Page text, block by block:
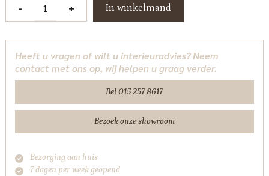
-
boldweave
swivel
Richmond
aantal
+ In winkelmand
Heeft u vragen of wilt u interieuradvies? Neem
contact met ons op, wij helpen u graag verder.
Bel 015 257 8617
Bezoek onze showroom
Bezorging aan huis
7 dagen per week geopend